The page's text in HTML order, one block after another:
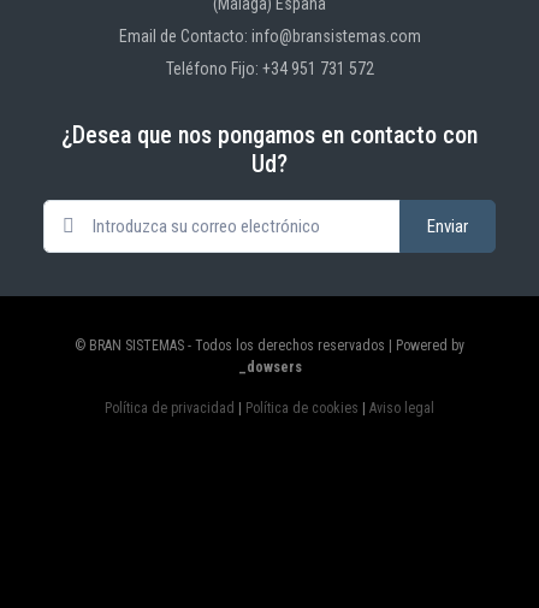
Email de Contacto: info@bransistemas.com
Teléfono Fijo: +34 951 731 572
¿Desea que nos pongamos en contacto con
Ud?
© BRAN SISTEMAS - Todos los derechos reservados | Powered by
_dowsers
Política de privacidad Política de cookies Aviso legal